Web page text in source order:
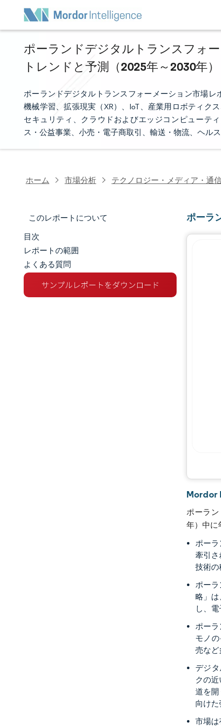
ポーランドデジタルトランスフォ
トレンドと予測（2025年～2030年）
ポーランドデジタルトランスフォーメーション市場
機械学習、拡張現実（XR）、IoT、産業用ロボティク
セキュリティ、クラウドおよびエッジコンピューテ
ス・公益事業、小売・電子商取引、輸送・物流、ヘル
ホーム 市場分析 テクノロジー・メディア・通
このレポートについて
マーケットスナップショット
市場概要
主な市場動向
目次
レポートの範囲
よくある質問
ポーラ
Mordor
ポーラン
年）中に
ポー
牽引
技術の
ポー
略」
し、
ポーラ
モノ
売など
デジ
クの
道を
向けた
市場